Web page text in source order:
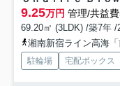
9.25万円 管理/共益
69.20㎡ (3LDK) /築7年 /
湘南新宿ライン高海
駐輪場 宅配ボックス